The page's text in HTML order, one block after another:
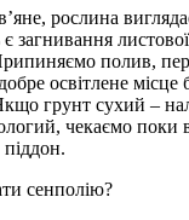
рослина
є загнивання
полив,
освітлене місце
грунт сухий –
чекаємо поки
сенполію?